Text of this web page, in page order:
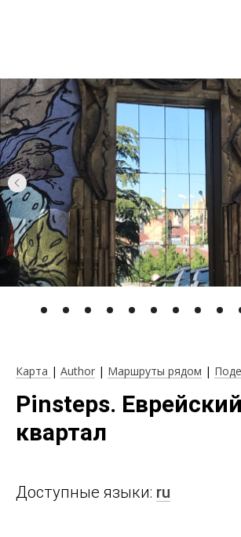
Карта | Author | Маршруты рядом |
Pinsteps. Еврейский
квартал
Доступные языки: ru